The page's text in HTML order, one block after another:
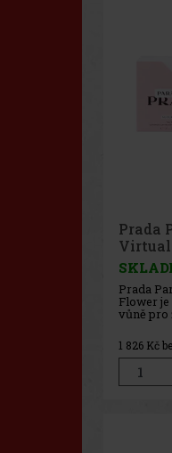
Prada
Virtual
50ml
Prada
Flower
vůně pro
svěží
voda z
1 826 Kč